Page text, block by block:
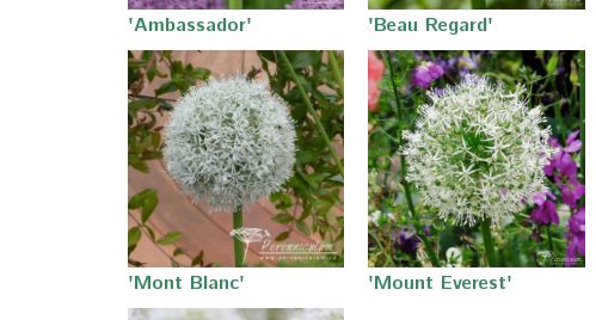
'Ambassador' 'Beau Regard'
'Mont Blanc' 'Mount Everest'